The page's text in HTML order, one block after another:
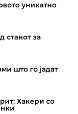
уникатно
станот за
што го јадат
Хакери со